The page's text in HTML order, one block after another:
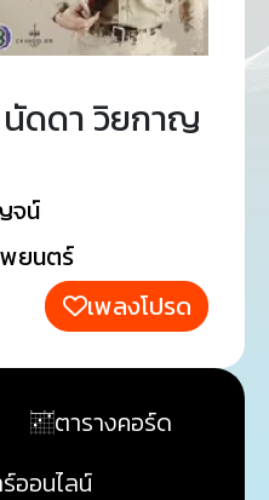
นัดดา วิยกาญ
จน์
ยนตร์
เพลงโปรด
ตารางคอร์ด
ออนไลน์